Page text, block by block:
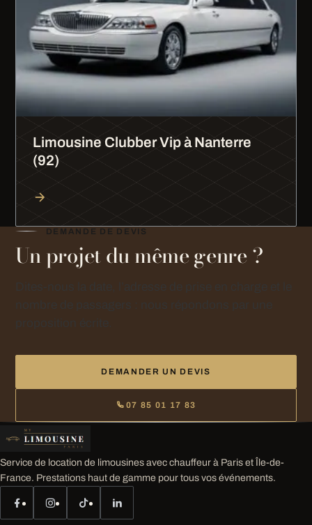
Limousine Clubber Vip à Nanterre
(92)
DEMANDE DE DEVIS
Un projet du même genre ?
DEMANDER UN DEVIS
07 85 01 17 83
Service de location de limousines avec chauffeur à Paris et Île-de-
France. Prestations haut de gamme pour tous vos événements.